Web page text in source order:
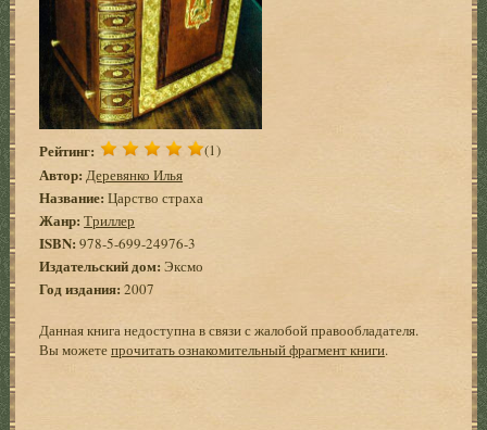
Рейтинг: (1)
Автор: Деревянко Илья
Название: Царство страха
Жанр: Триллер
ISBN:978-5-699-24976-3
Издательский дом: Эксмо
Год издания: 2007
Данная книга недоступна в связи с жалобой правообладателя.
Вы можетепрочитать ознакомительный фрагмент книги.